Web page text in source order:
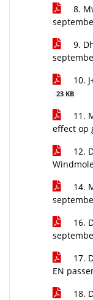
8.
9.
10.
23 KB
11.
effect op
12.
14.
16.
17.
EN
18.